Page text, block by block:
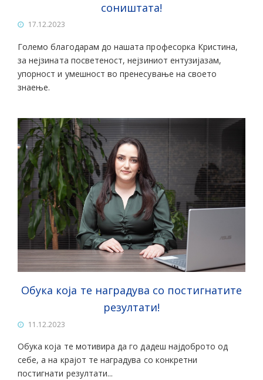
соништата!
17.12.2023
Големо благодарам до нашата професорка Кристина,
за нејзината посветеност, нејзиниот ентузијазам,
упорност и умешност во пренесување на своето
знаење.
Обука која те наградува со постигнатите
резултати!
11.12.2023
Обука која те мотивира да го дадеш најдоброто од
себе, а на крајот те наградува со конкретни
постигнати резултати...